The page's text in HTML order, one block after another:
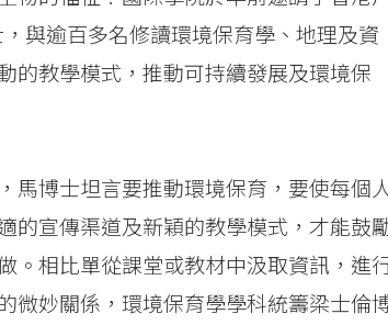
與逾百多名修讀環境保育學、地理及資
的教學模式，推動可持續發展及環境保
馬博士坦言要推動環境保育，要使每個人
的宣傳渠道及新穎的教學模式，才能鼓
。相比單從課堂或教材中汲取資訊，進
微妙關係，環境保育學學科統籌梁士倫